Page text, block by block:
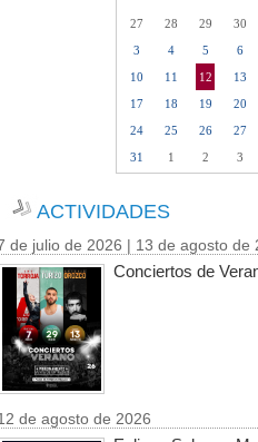
27 28 29 30
3
4 5 6
10
11 12 13
17
18 19 20
24
25 26 27
31
1 2 3
ACTIVIDADES
de julio de 2026 | 13 de agosto de
Conciertos de
de agosto de 2026